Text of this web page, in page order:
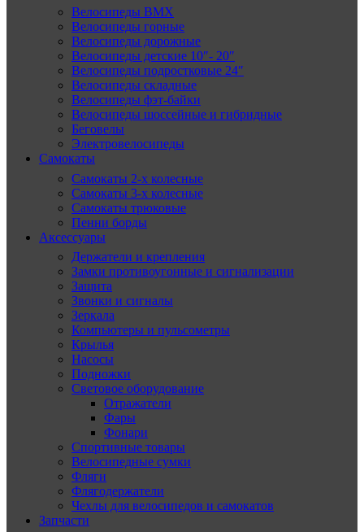
Велосипеды BMX
Велосипеды горные
Велосипеды дорожные
Велосипеды детские 10″- 20″
Велосипеды подростковые 24″
Велосипеды складные
Велосипеды фэт-байки
Велосипеды шоссейные и гибридные
Беговелы
Электровелосипеды
Самокаты
Самокаты 2-х колесные
Самокаты 3-х колесные
Самокаты трюковые
Пенни борды
Аксессуары
Держатели и крепления
Замки противоугонные и сигнализации
Защита
Звонки и сигналы
Зеркала
Компьютеры и пульсометры
Крылья
Насосы
Подножки
Световое оборудование
Отражатели
Фары
Фонари
Спортивные товары
Велосипедные сумки
Фляги
Флягодержатели
Чехлы для велосипедов и самокатов
Запчасти